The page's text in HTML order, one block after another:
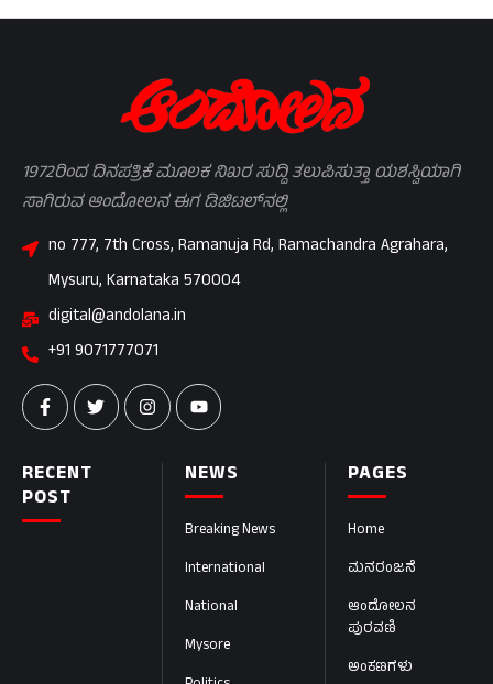
PAGES
Home
ಮನರಂಜನೆ
ಆಂದೋಲನ
ಪುರವಣಿ
ಅಂಕಣಗಳು
NEWS
Breaking News
International
National
Mysore
RECENT
POST
1972ರಿಂದ ದಿನಪತ್ರಿಕೆ ಮೂಲಕ ನಿಖರ ಸುದ್ದಿ ತಲುಪಿಸುತ್ತಾ ಯಶಸ್ವಿಯಾಗಿ
ಸಾಗಿರುವ ಆಂದೋಲನ ಈಗ ಡಿಜಿಟಲ್‌ನಲ್ಲಿ
no 777, 7th Cross, Ramanuja Rd, Ramachandra Agrahara,
Mysuru, Karnataka 570004
digital@andolana.in
+91 9071777071